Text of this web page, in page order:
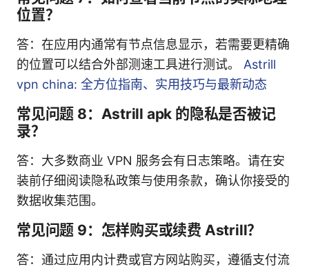
位置？
答：在应用内通常有节点信息显示，若需要更精确
的位置可以结合外部测速工具进行测试。 Astrill
vpn china: 全方位指南、实用技巧与最新动态
常见问题 8：Astrill apk 的隐私是否被记
录？
答：大多数商业 VPN 服务会有日志策略。请在安
装前仔细阅读隐私政策与使用条款，确认你接受的
数据收集范围。
常见问题 9：怎样购买或续费 Astrill？
答：通过应用内计费或官方网站购买，遵循支付流